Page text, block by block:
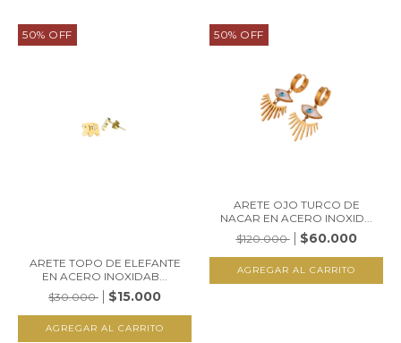
50% OFF
ARETE TOPO DE ELEFANTE
EN ACERO INOXIDAB...
$30.000
$15.000
50% OFF
ARETE OJO TURCO DE
NACAR EN ACERO INOXID...
$120.000
$60.000